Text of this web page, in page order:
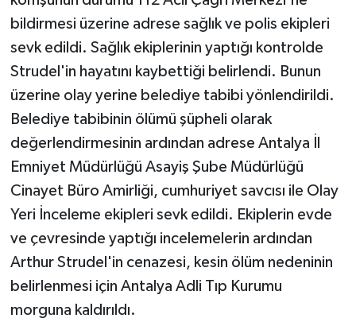
bildirmesi üzerine adrese sağlık ve polis ekipleri
sevk edildi. Sağlık ekiplerinin yaptığı kontrolde
Strudel'in hayatını kaybettiği belirlendi. Bunun
üzerine olay yerine belediye tabibi yönlendirildi.
Belediye tabibinin ölümü şüpheli olarak
değerlendirmesinin ardından adrese Antalya İl
Emniyet Müdürlüğü Asayiş Şube Müdürlüğü
Cinayet Büro Amirliği, cumhuriyet savcısı ile Olay
Yeri İnceleme ekipleri sevk edildi. Ekiplerin evde
ve çevresinde yaptığı incelemelerin ardından
Arthur Strudel'in cenazesi, kesin ölüm nedeninin
belirlenmesi için Antalya Adli Tıp Kurumu
morguna kaldırıldı.